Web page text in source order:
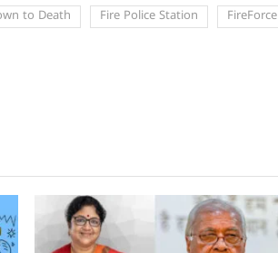
to Death Fire Police Station FireForce